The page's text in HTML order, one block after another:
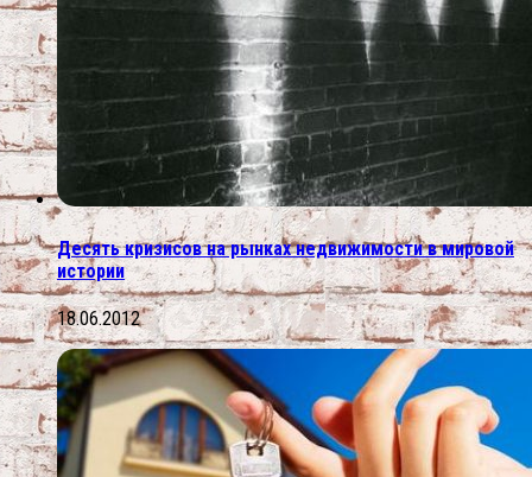
Десять кризисов на рынках недвижимости в мировой
истории
18.06.2012